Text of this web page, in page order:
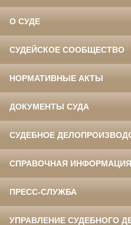
О СУДЕ
СУДЕЙСКОЕ СООБЩЕСТВО
НОРМАТИВНЫЕ АКТЫ
ДОКУМЕНТЫ СУДА
СУДЕБНОЕ
СПРАВОЧНАЯ ИНФОРМАЦИЯ
ПРЕСС-СЛУЖБА
УПРАВЛЕНИЕ СУДЕБНОГО